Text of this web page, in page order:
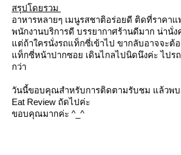
สรุปโดยรวม
อาหารหลายๆ เมนูรสชาติอร่อยดี ติดที่ราคา
พนักงานบริการดี บรรยากาศร้านดีมาก น่านั่ง
ต่ถ้าใครนั่งรถแท็กซี่เข้าไป ขากลับอาจจะต้อ
ท็กซี่หน้าปากซอย เดินไกลไปนิดนึงค่ะ ไปร
กว่า
วันนี้ขอบคุณสำหรับการติดตามรับชม แล้วพบ
Eat Review ถัดไปค่ะ
ขอบคุณมากค่ะ ^_^